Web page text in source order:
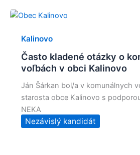
Kalinovo
Často kladené otázky o
voľbách v obci Kalinovo
Ján Šárkan bol/a v komunálnych
starosta obce Kalinovo s
NEKA
Nezávislý kandidát